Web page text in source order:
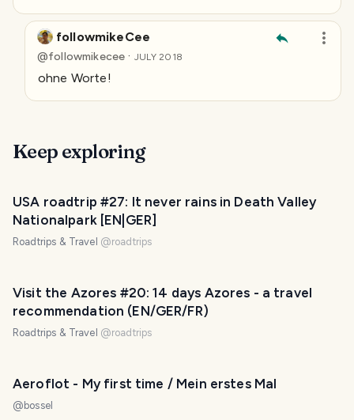
followmikeCee
@followmikecee · JULY 2018
ohne Worte!
Keep exploring
USA roadtrip #27: It never rains in Death Valley
Nationalpark [EN|GER]
Roadtrips & Travel @roadtrips
Visit the Azores #20: 14 days Azores - a travel
recommendation (EN/GER/FR)
Roadtrips & Travel @roadtrips
Aeroflot - My first time / Mein erstes Mal
@ bossel